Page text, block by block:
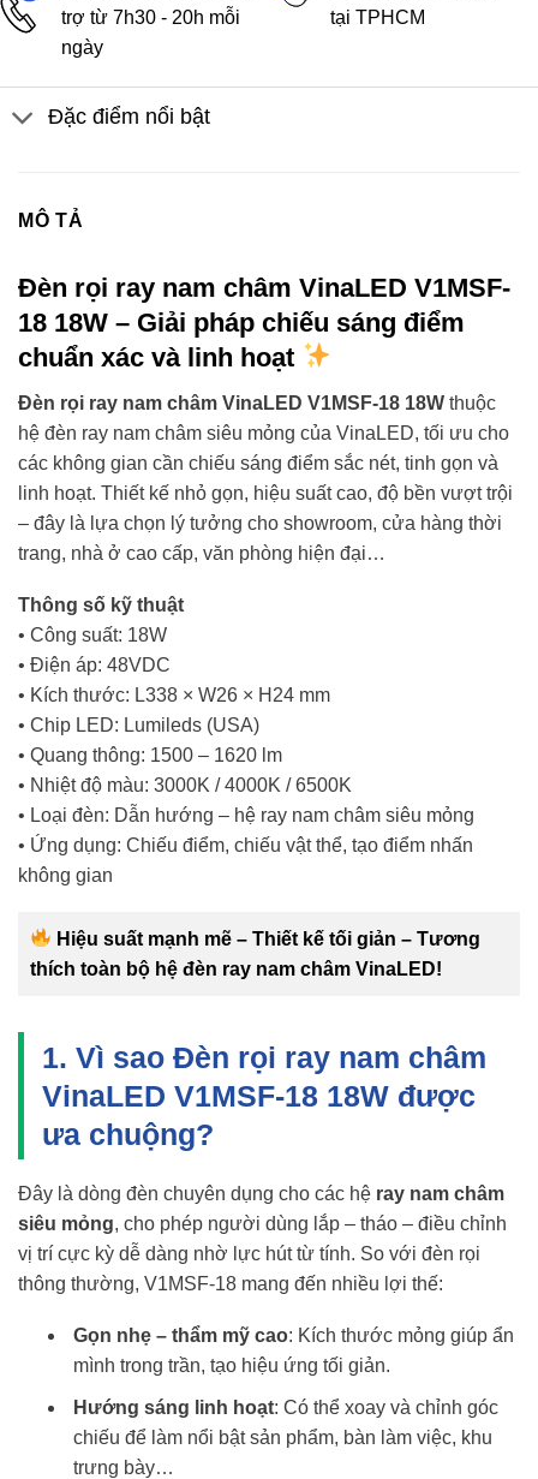
trợ từ 7h30 - 20h mỗi
ngày
tại TPHCM
Đặc điểm nổi bật
MÔ TẢ
Đèn rọi ray nam châm VinaLED V1MSF-
18 18W – Giải pháp chiếu sáng điểm
chuẩn xác và linh hoạt
Đèn rọi ray nam châm VinaLED V1MSF-18 18W thuộc
hệ đèn ray nam châm siêu mỏng của VinaLED, tối ưu cho
các không gian cần chiếu sáng điểm sắc nét, tinh gọn và
linh hoạt. Thiết kế nhỏ gọn, hiệu suất cao, độ bền vượt trội
– đây là lựa chọn lý tưởng cho showroom, cửa hàng thời
trang, nhà ở cao cấp, văn phòng hiện đại…
Thông số kỹ thuật
• Công suất: 18W
• Điện áp: 48VDC
• Kích thước: L338 × W26 × H24 mm
• Chip LED: Lumileds (USA)
• Quang thông: 1500 – 1620 lm
• Nhiệt độ màu: 3000K / 4000K / 6500K
• Loại đèn: Dẫn hướng – hệ ray nam châm siêu mỏng
• Ứng dụng: Chiếu điểm, chiếu vật thể, tạo điểm nhấn
không gian
Hiệu suất mạnh mẽ – Thiết kế tối giản – Tương
thích toàn bộ hệ đèn ray nam châm VinaLED!
1. Vì sao Đèn rọi ray nam châm
VinaLED V1MSF-18 18W được
ưa chuộng?
Đây là dòng đèn chuyên dụng cho các hệ ray nam châm
siêu mỏng, cho phép người dùng lắp – tháo – điều chỉnh
vị trí cực kỳ dễ dàng nhờ lực hút từ tính. So với đèn rọi
thông thường, V1MSF-18 mang đến nhiều lợi thế:
Gọn nhẹ – thẩm mỹ cao: Kích thước mỏng giúp ẩn
mình trong trần, tạo hiệu ứng tối giản.
Hướng sáng linh hoạt: Có thể xoay và chỉnh góc
chiếu để làm nổi bật sản phẩm, bàn làm việc, khu
trưng bày…